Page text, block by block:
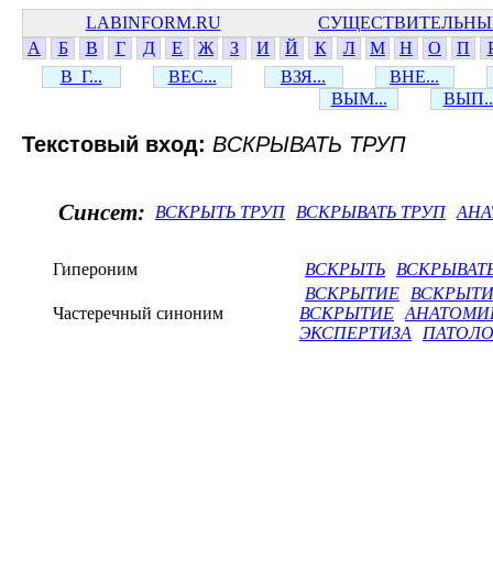
LABINFORM.RU
А
Б В Г Д Е Ж З И Й К Л М Н О П
В_Г...
ВЕС... ВЗЯ...
ВНЕ...
ВЫМ...
Текстовый вход: ВСКРЫВАТЬ ТРУП
Синсет: ВСКРЫТЬ ТРУП ВСКРЫВАТЬ ТРУП
Гипероним ВСКРЫТЬ
Частеречный синоним
ВСКРЫТИЕ
ВСКРЫТИЕ
ЭКСПЕРТИЗА